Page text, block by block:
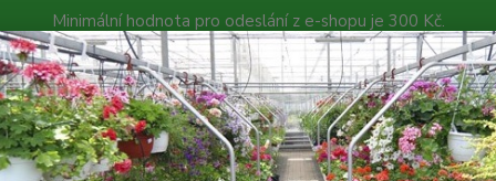
Minimální hodnota pro odeslání z e-shopu je 300 Kč.
můžete čekat nejpozději v následujícím týdnu po přijetí
Poradna Kontakty
Hledat